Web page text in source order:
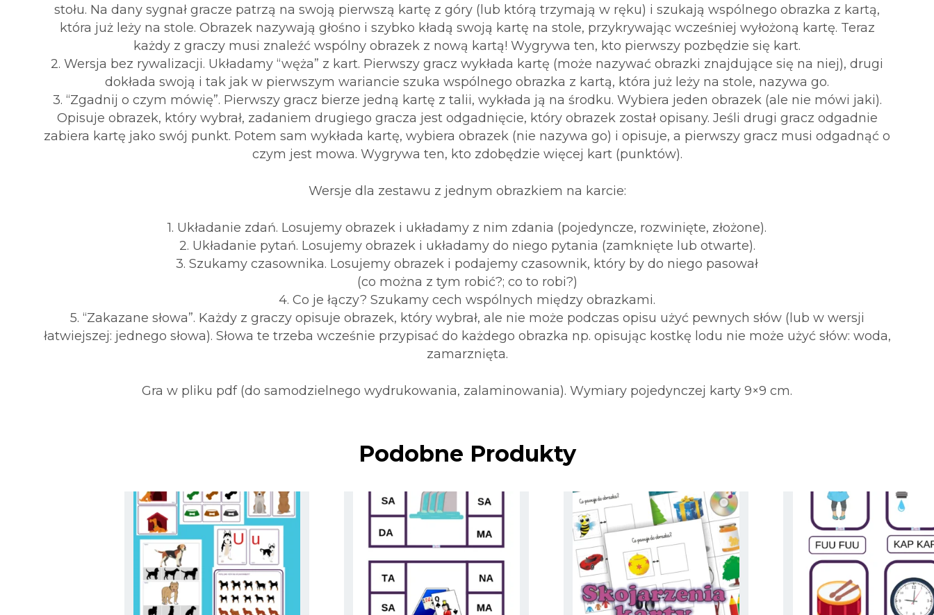
stołu. Na dany sygnał gracze patrzą na swoją pierwszą kartę z góry (lub którą trzymają w ręku) i szukają wspólnego obrazka z kartą,
która już leży na stole. Obrazek nazywają głośno i szybko kładą swoją kartę na stole, przykrywając wcześniej wyłożoną kartę. Teraz
każdy z graczy musi znaleźć wspólny obrazek z nową kartą! Wygrywa ten, kto pierwszy pozbędzie się kart.
2. Wersja bez rywalizacji. Układamy “węża” z kart. Pierwszy gracz wykłada kartę (może nazywać obrazki znajdujące się na niej), drugi
dokłada swoją i tak jak w pierwszym wariancie szuka wspólnego obrazka z kartą, która już leży na stole, nazywa go.
3. “Zgadnij o czym mówię”. Pierwszy gracz bierze jedną kartę z talii, wykłada ją na środku. Wybiera jeden obrazek (ale nie mówi jaki).
Opisuje obrazek, który wybrał, zadaniem drugiego gracza jest odgadnięcie, który obrazek został opisany. Jeśli drugi gracz odgadnie
zabiera kartę jako swój punkt. Potem sam wykłada kartę, wybiera obrazek (nie nazywa go) i opisuje, a pierwszy gracz musi odgadnąć o
czym jest mowa. Wygrywa ten, kto zdobędzie więcej kart (punktów).
Wersje dla zestawu z jednym obrazkiem na karcie:
1. Układanie zdań. Losujemy obrazek i układamy z nim zdania (pojedyncze, rozwinięte, złożone).
2. Układanie pytań. Losujemy obrazek i układamy do niego pytania (zamknięte lub otwarte).
3. Szukamy czasownika. Losujemy obrazek i podajemy czasownik, który by do niego pasował
(co można z tym robić?; co to robi?)
4. Co je łączy? Szukamy cech wspólnych między obrazkami.
5. “Zakazane słowa”. Każdy z graczy opisuje obrazek, który wybrał, ale nie może podczas opisu użyć pewnych słów (lub w wersji
łatwiejszej: jednego słowa). Słowa te trzeba wcześnie przypisać do każdego obrazka np. opisując kostkę lodu nie może użyć słów: woda,
zamarznięta.
Gra w pliku pdf (do samodzielnego wydrukowania, zalaminowania). Wymiary pojedynczej karty 9×9 cm.
Podobne Produkty